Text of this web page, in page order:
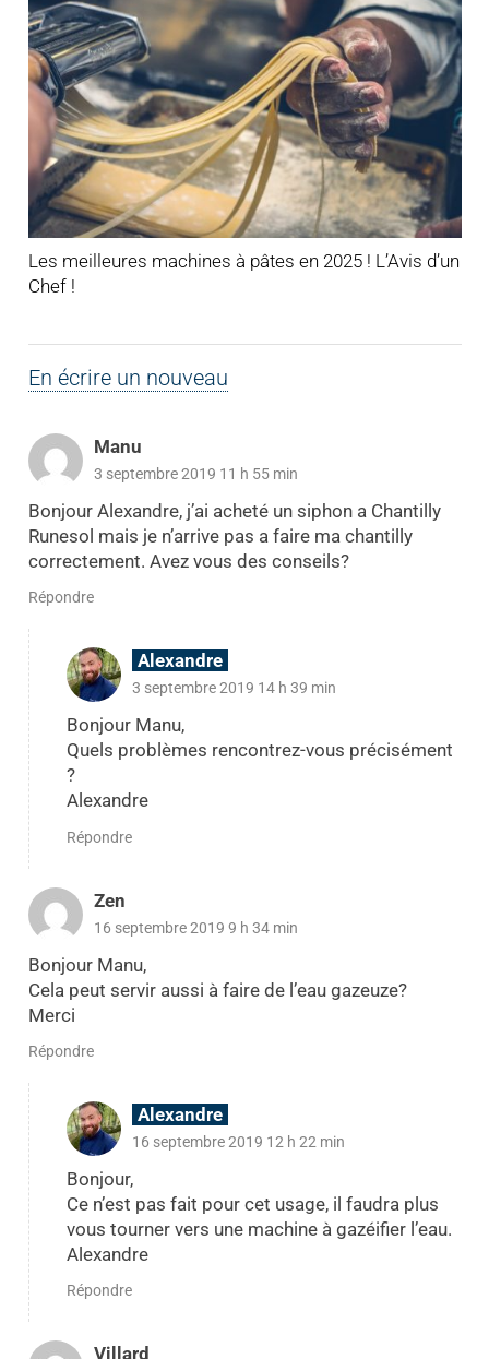
Les meilleures machines à pâtes en 2025 ! L’Avis d’un
Chef !
En écrire un nouveau
Manu
3 septembre 2019 11 h 55 min
Bonjour Alexandre, j’ai acheté un siphon a Chantilly
Runesol mais je n’arrive pas a faire ma chantilly
correctement. Avez vous des conseils?
Répondre
Alexandre
3 septembre 2019 14 h 39 min
Bonjour Manu,
Quels problèmes rencontrez-vous précisément
?
Alexandre
Répondre
Zen
16 septembre 2019 9 h 34 min
Bonjour Manu,
Cela peut servir aussi à faire de l’eau gazeuze?
Merci
Répondre
Alexandre
16 septembre 2019 12 h 22 min
Bonjour,
Ce n’est pas fait pour cet usage, il faudra plus
vous tourner vers une machine à gazéifier l’eau.
Alexandre
Répondre
Villard